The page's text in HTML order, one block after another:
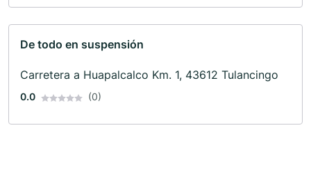
De todo en suspensión
Carretera a Huapalcalco Km. 1, 43612 Tulancingo
0.0 (0)